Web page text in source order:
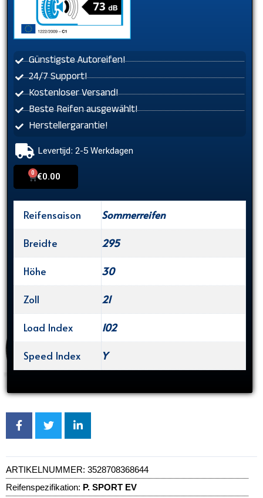
Günstigste Autoreifen!
24/7 Support!
Kostenloser Versand!
Beste Reifen ausgewählt!
Herstellergarantie!
Levertijd: 2-5 Werkdagen
€0.00
0
Cart
Reifensaison
Sommerreifen
Breidte
295
Höhe
30
Zoll
21
Load Index
102
Speed Index
Y
ARTIKELNUMMER: 3528708368644
Reifenspezifikation: P. SPORT EV